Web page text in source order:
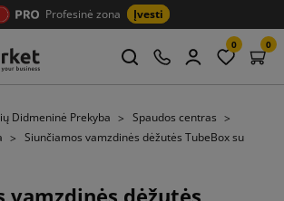
Profesinė zona Įvesti
0 0
Didmeninė Prekyba
Spaudos centras
Siunčiamos vamzdinės dėžutės TubeBox su
vamzdinės dėžutės